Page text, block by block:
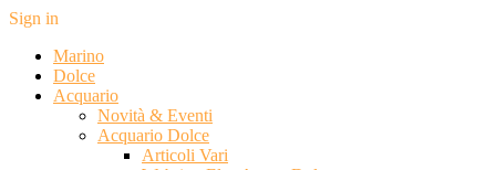
Sign in
Marino
Dolce
Acquario
Novità & Eventi
Acquario Dolce
Articoli Vari